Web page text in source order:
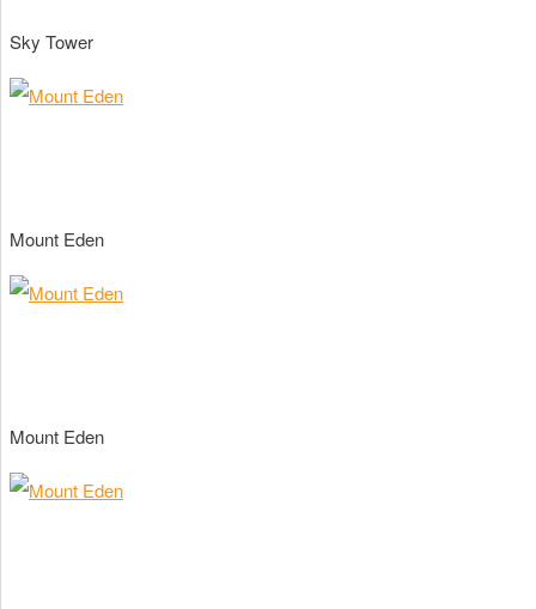
Sky Tower
Mount Eden
Mount Eden